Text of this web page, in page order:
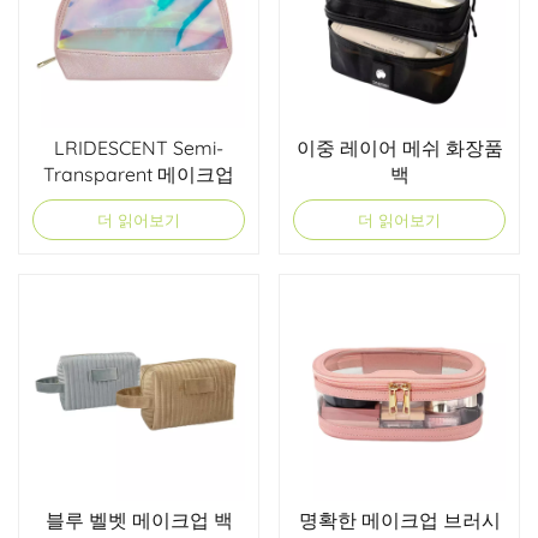
LRIDESCENT Semi-
Transparent 메이크업
백
더 읽어보기
이중 레이어 메쉬 화장품
백
더 읽어보기
블루 벨벳 메이크업 백
명확한 메이크업 브러시